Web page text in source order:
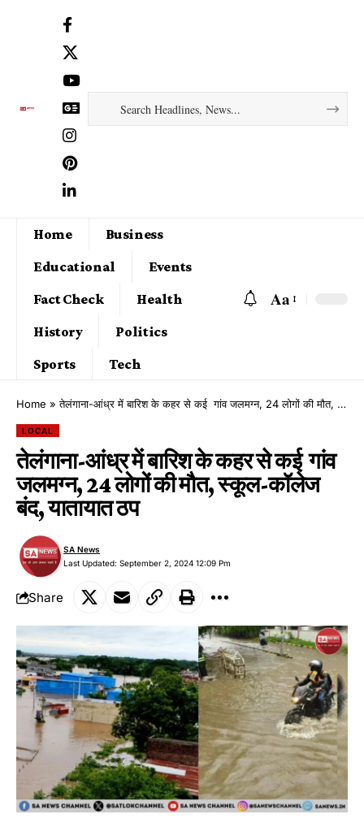
Home
Business
Educational
Events
Fact Check
Health
History
Politics
Sports
Tech
Aa
Home »तेलंगाना-आंध्र में बारिश के कहर से कई गांव जलमग्न, 24 लोगों की मौत, स्कूल-कॉलेज बंद, यातायात ठप
LOCAL
तेलंगाना-आंध्र में बारिश के कहर से कई गांव
जलमग्न, 24 लोगों की मौत, स्कूल-कॉलेज
बंद, यातायात ठप
Last Updated: September 2, 2024 12:09 Pm
SA News
Share